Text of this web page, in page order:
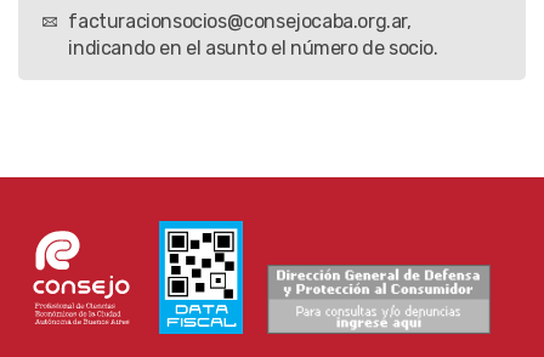
facturacionsocios@consejocaba.org.ar,
indicando en el asunto el número de socio.